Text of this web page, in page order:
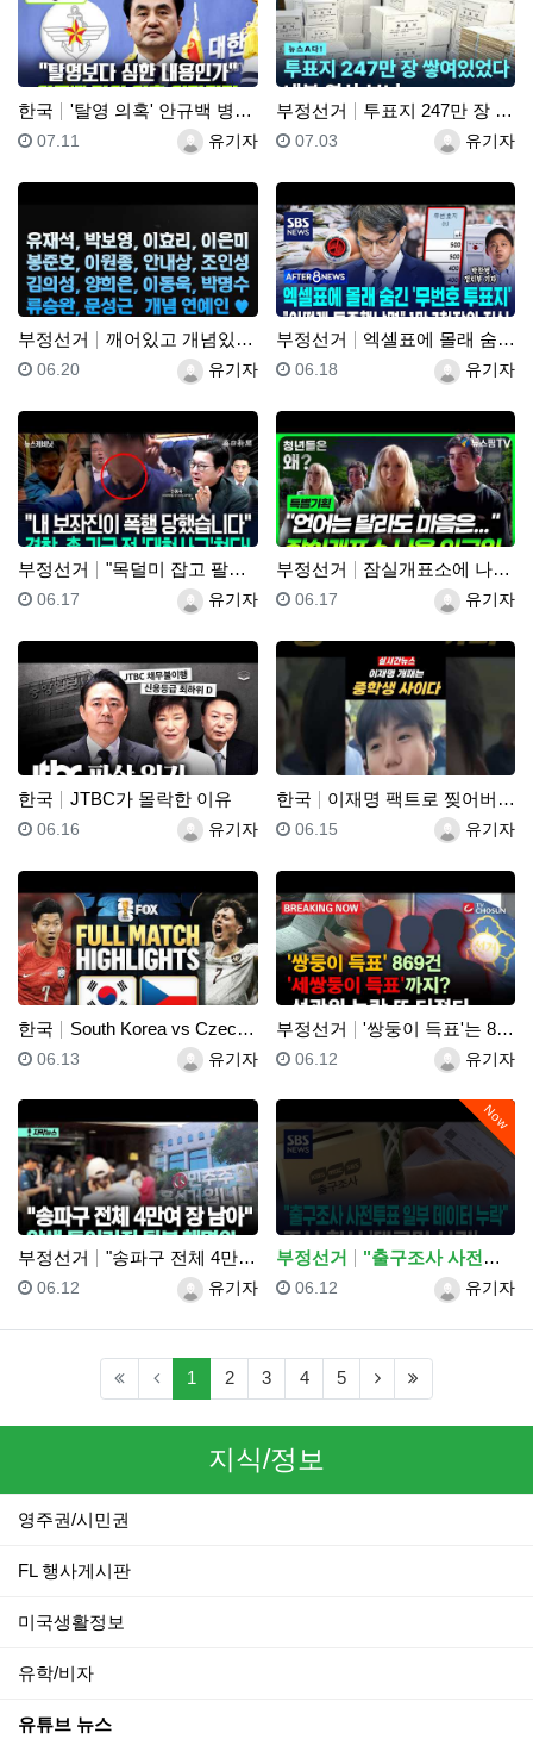
한국 '탈영 의혹' 안규백 병적 공개 거부에 한동훈 "탈영보…
등록자유기자
등록일
07.11
부정선거 투표지 247만 장 쌓여있었다 내부 영상 보니
등록자유기자
등록일
07.03
부정선거 깨어있고 개념있고 소신있는 박보영, 유재석, 이효리, …
등록자유기자
등록일
06.20
부정선거 엑셀표에 몰래 숨긴 '무번호 투표지'.."어떻게 특종했…
등록자유기자
등록일
06.18
부정선거 "목덜미 잡고 팔목 비틀었다!"…"경찰, 민노총엔 아무…
등록자유기자
등록일
06.17
부정선거 잠실개표소에 나온 외국인
등록자유기자
등록일
06.17
한국 JTBC가 몰락한 이유
등록자유기자
등록일
06.16
한국 이재명 팩트로 찢어버리는 중학생
등록자유기자
등록일
06.15
한국 South Korea vs Czechia Highlig…
등록자유기자
등록일
06.13
부정선거 '쌍둥이 득표'는 869건!! "세쌍둥이 득표"?! 선…
등록자유기자
등록일
06.12
부정선거 "송파구 전체 4만여 장 남아" 압색 들어가자 뒷북 해…
등록자유기자
등록일
06.12
Now
부정선거 "출구조사 사전투표 일부 데이터 누락"..조사 회사 '…
등록자유기자
등록일
06.12
1 (current)
2 3 4 5 (next)
지식/정보
영주권/시민권
FL 행사게시판
미국생활정보
유학/비자
유튜브 뉴스